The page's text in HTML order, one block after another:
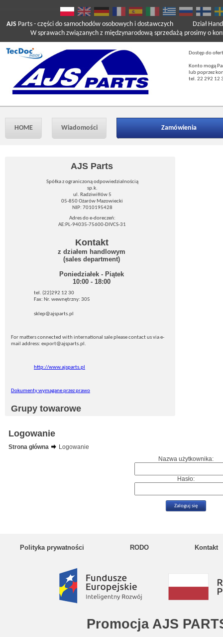
AJS Parts - części do samochodów osobowych i dostawczych
W sprawach związanych z międzynarodową sprzedażą prosimy o
Dział
Dostęp do
Konto mogą
lub poprzez
tel. 22 292 12
HOME Wiadomości Zamówienia
AJS Parts
Spółka z ograniczoną odpowiedzialnością
sp.k.
ul. Radziwiłłów 5
05-850 Ożarów Mazowiecki
NIP: 7010195428
Adres do e-doreczeń:
AE:PL-94035-75600-DIVCS-31
Kontakt
z działem handlowym
(sales department)
Poniedziałek - Piątek
10:00 - 18:00
tel. (22)292 12 30
Fax: Nr. wewnętrzny: 305
sklep@ajsparts.pl
For matters connected with international sale please contact us via e-
mail address: export@ajsparts.pl.
http://www.ajsparts.pl
Dokumenty wymagane przez prawo
Grupy towarowe
Logowanie
Strona główna
Logowanie
Nazwa użytkownika:
Hasło:
Polityka prywatności RODO Kontakt
Promocja AJS